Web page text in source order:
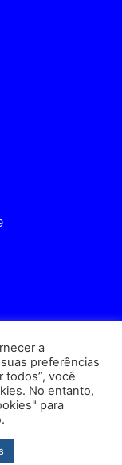
– RJ, 28906-290
às 16h
a
preferências
todos”, você
No entanto,
para